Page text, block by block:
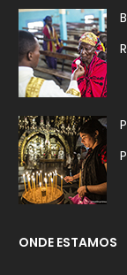
ONDE ESTAMOS